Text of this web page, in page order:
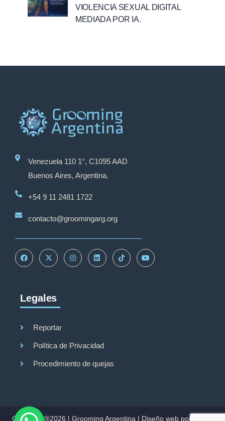
VIOLENCIA SEXUAL DIGITAL
MEDIADA POR IA.
Venezuela 110 1°, C1095 AAD
Buenos Aires, Argentina.
+54 9 11 2481 1722
contacto@groomingarg.org
Legales
Reportar
Política de Privacidad
Procedimiento de quejas
Copyright@2026 | Grooming Argentina | Diseño web por Studio